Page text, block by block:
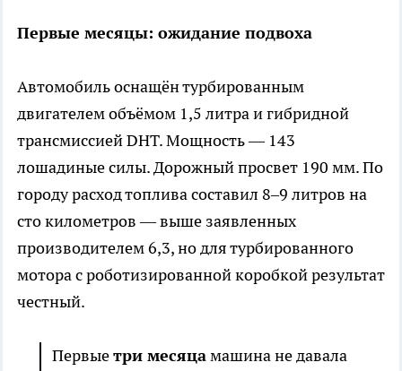
Первые месяцы: ожидание подвоха
Автомобиль оснащён турбированным
двигателем объёмом 1,5 литра и гибридной
трансмиссией DHT. Мощность — 143
лошадиные силы. Дорожный просвет 190 мм. По
городу расход топлива составил 8–9 литров на
сто километров — выше заявленных
производителем 6,3, но для турбированного
мотора с роботизированной коробкой результат
честный.
Первыетри месяцамашина не давала